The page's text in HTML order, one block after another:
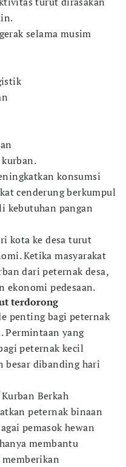
selama musim
konsumsi
cenderung berkumpul
kebutuhan pangan
kota ke desa turut
Ketika masyarakat
dari peternak desa,
ekonomi pedesaan.
terdorong
penting bagi peternak
Permintaan yang
peternak kecil
besar dibanding hari
Berkah
peternak binaan
pemasok hewan
membantu